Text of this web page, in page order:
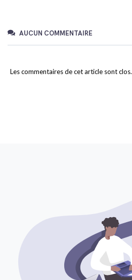
AUCUN COMMENTAIRE
Les commentaires de cet article sont clos.